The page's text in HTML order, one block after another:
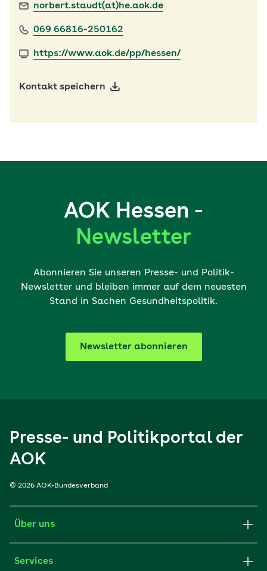
norbert.staudt(at)he.aok.de
069 66816-250162
https://www.aok.de/pp/hessen/
Kontakt speichern
AOK Hessen -
Newsletter
Abonnieren Sie unseren Presse- und Politik-
Newsletter und bleiben immer auf dem neuesten
Stand in Sachen Gesundheitspolitik.
Newsletter abonnieren
Presse- und Politikportal der
AOK
© 2026 AOK-Bundesverband
Über uns
Services